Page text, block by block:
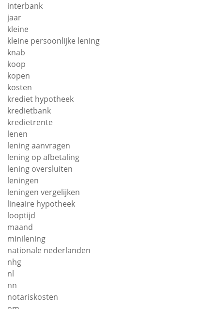
interbank
jaar
kleine
kleine persoonlijke lening
knab
koop
kopen
kosten
krediet hypotheek
kredietbank
kredietrente
lenen
lening aanvragen
lening op afbetaling
lening oversluiten
leningen
leningen vergelijken
lineaire hypotheek
looptijd
maand
minilening
nationale nederlanden
nhg
nl
nn
notariskosten